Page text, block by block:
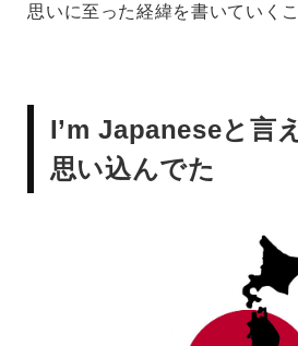
思いに至った経緯を書いていく
I’m Japaneseと言
思い込んでた